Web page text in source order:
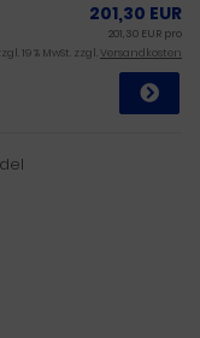
201,30 EUR
201,30 EUR pro
19 % MwSt. zzgl.Versandkosten